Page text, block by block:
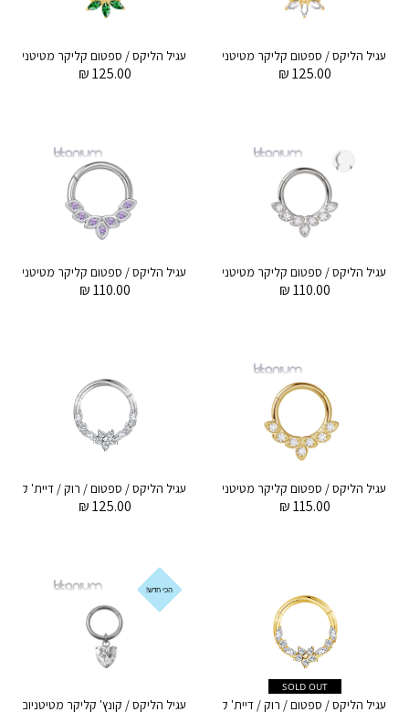
עגיל הליקס / ספטום קליקר מטיטניום וציפוי זהב 1.2 * 8 מ"מ לוטוס זירקונים לבנים
125.00
₪
125.00
₪
110.00
₪
110.00
₪
עגיל הליקס / ספטום קליקר מטיטניום וציפוי זהב 1.2 * 8 מ"מ קריסטלים לבנים
115.00
₪
125.00
₪
SOLD OUT
הכי חדש!